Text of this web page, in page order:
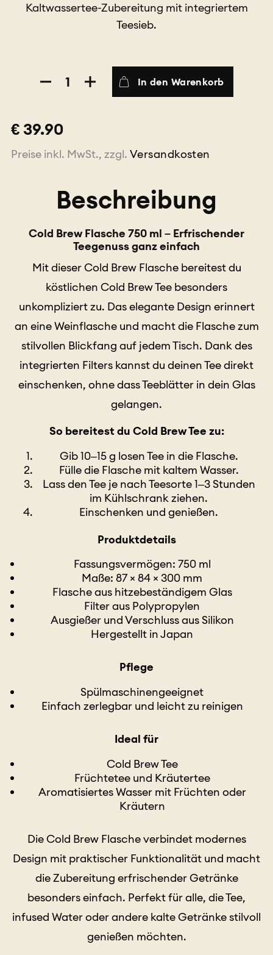
Kaltwassertee-Zubereitung mit integriertem
Teesieb.
Coldbrew
Eistee
rose
In den Warenkorb
€ 39.90
Preise inkl. MwSt., zzgl. Versandkosten
Beschreibung
Cold Brew Flasche 750 ml – Erfrischender
Teegenuss ganz einfach
Mit dieser Cold Brew Flasche bereitest du
köstlichen Cold Brew Tee besonders
unkompliziert zu. Das elegante Design erinnert
an eine Weinflasche und macht die Flasche zum
stilvollen Blickfang auf jedem Tisch. Dank des
integrierten Filters kannst du deinen Tee direkt
einschenken, ohne dass Teeblätter in dein Glas
gelangen.
So bereitest du Cold Brew Tee zu:
Gib 10–15 g losen Tee in die Flasche.
Fülle die Flasche mit kaltem Wasser.
Lass den Tee je nach Teesorte 1–3 Stunden
im Kühlschrank ziehen.
Einschenken und genießen.
Produktdetails
Fassungsvermögen: 750 ml
Maße: 87 × 84 × 300 mm
Flasche aus hitzebeständigem Glas
Filter aus Polypropylen
Ausgießer und Verschluss aus Silikon
Hergestellt in Japan
Pflege
Spülmaschinengeeignet
Einfach zerlegbar und leicht zu reinigen
Ideal für
Cold Brew Tee
Früchtetee und Kräutertee
Aromatisiertes Wasser mit Früchten oder
Kräutern
Die Cold Brew Flasche verbindet modernes
Design mit praktischer Funktionalität und macht
die Zubereitung erfrischender Getränke
besonders einfach. Perfekt für alle, die Tee,
infused Water oder andere kalte Getränke stilvoll
genießen möchten.